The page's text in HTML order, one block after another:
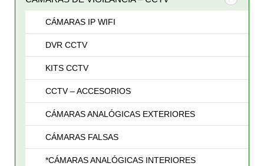
CÁMARAS IP WIFI
DVR CCTV
KITS CCTV
CCTV – ACCESORIOS
CÁMARAS ANALÓGICAS EXTERIORES
CÁMARAS FALSAS
*CÁMARAS ANALÓGICAS INTERIORES